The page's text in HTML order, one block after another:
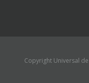
Copyright Universal